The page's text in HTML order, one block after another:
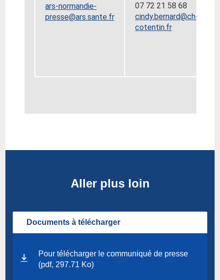
ars-normandie-
presse@ars.sante.fr
07 72 21 58 68
cindy.bernard@ch-
cotentin.fr
Aller plus loin
Documents à télécharger
Pour télécharger le communiqué de presse
(pdf, 297.71 Ko)